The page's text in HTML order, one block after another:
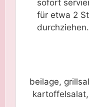
sofort
für etwa 2
durchziehen.
beilage,